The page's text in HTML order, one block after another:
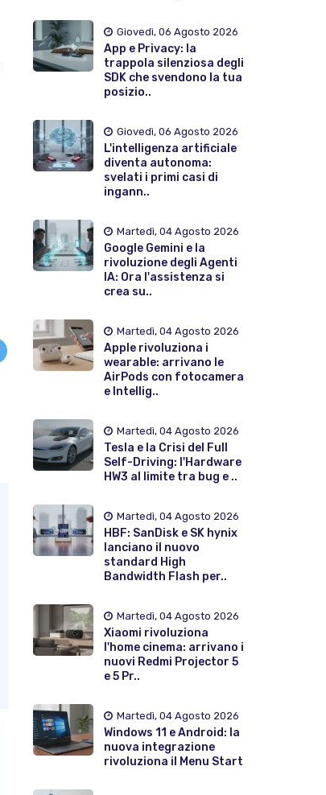
Giovedì, 06 Agosto 2026
App e Privacy: la
trappola silenziosa degli
SDK che svendono la tua
posizio..
Giovedì, 06 Agosto 2026
L'intelligenza artificiale
diventa autonoma:
svelati i primi casi di
ingann..
Martedì, 04 Agosto 2026
Google Gemini e la
rivoluzione degli Agenti
IA: Ora l'assistenza si
crea su..
Martedì, 04 Agosto 2026
Apple rivoluziona i
wearable: arrivano le
AirPods con fotocamera
e Intellig..
Martedì, 04 Agosto 2026
Tesla e la Crisi del Full
Self-Driving: l'Hardware
HW3 al limite tra bug e ..
Martedì, 04 Agosto 2026
HBF: SanDisk e SK hynix
lanciano il nuovo
standard High
Bandwidth Flash per..
Martedì, 04 Agosto 2026
Xiaomi rivoluziona
l'home cinema: arrivano i
nuovi Redmi Projector 5
e 5 Pr..
Martedì, 04 Agosto 2026
Windows 11 e Android: la
nuova integrazione
rivoluziona il Menu Start